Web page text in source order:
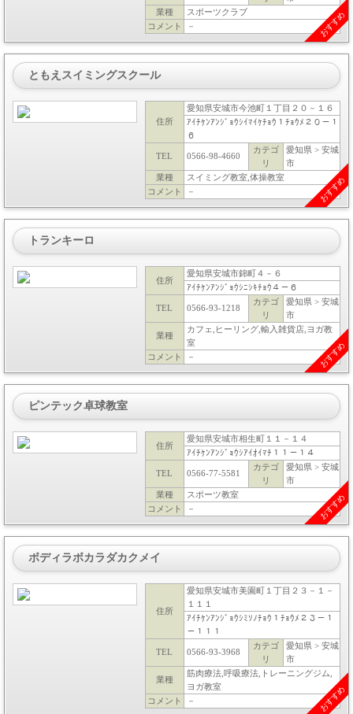
業種
スポーツクラブ
コメント
－ おすすめ
ともえスイミングスクール
住所
愛知県安城市今池町１丁目２０－１６
ｱｲﾁｹﾝｱﾝｼﾞｮｳｼｲﾏｲｹﾁｮｳ１ﾁｮｳﾒ２０－１
６
TEL 0566-98-4660
カテゴ
リ
愛知県 > 安城
市
業種
スイミング教室,体操教室
コメント
－ おすすめ
トランキーロ
住所
愛知県安城市錦町４－６
ｱｲﾁｹﾝｱﾝｼﾞｮｳｼﾆｼｷﾁｮｳ４－６
TEL 0566-93-1218
カテゴ
リ
愛知県 > 安城
市
業種
カフェ,ヒーリング,輸入雑貨店,ヨガ教
室
コメント
－ おすすめ
ピンテック卓球教室
住所
愛知県安城市相生町１１－１４
ｱｲﾁｹﾝｱﾝｼﾞｮｳｼｱｲｵｲﾏﾁ１１－１４
TEL 0566-77-5581
カテゴ
リ
愛知県 > 安城
市
業種
スポーツ教室
コメント
－ おすすめ
ボディラボカラダカクメイ
住所
愛知県安城市美園町１丁目２３－１－
１１１
ｱｲﾁｹﾝｱﾝｼﾞｮｳｼﾐｿﾉﾁｮｳ１ﾁｮｳﾒ２３－１
－１１１
TEL 0566-93-3968
カテゴ
リ
愛知県 > 安城
市
業種
筋肉療法,呼吸療法,トレーニングジム,
ヨガ教室
コメント
－ おすすめ